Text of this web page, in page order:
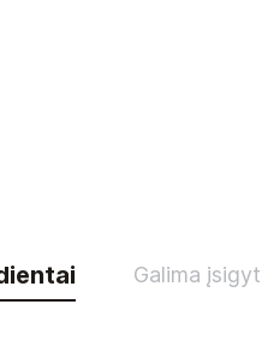
Galima